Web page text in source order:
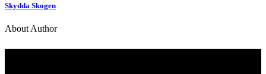
Skydda Skogen
About Author